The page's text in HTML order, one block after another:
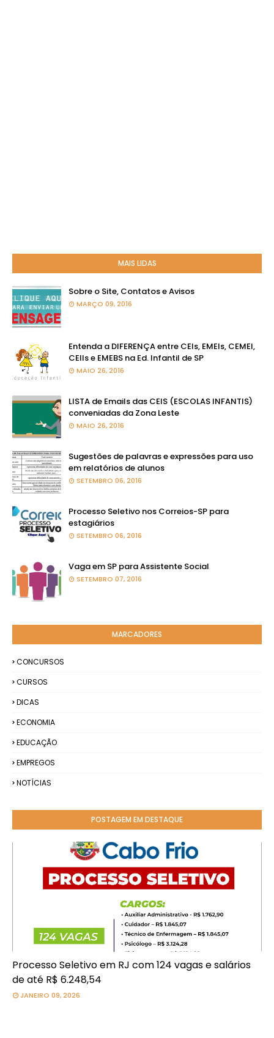
MAIS LIDAS
Sobre o Site, Contatos e Avisos
MARÇO 09, 2016
Entenda a DIFERENÇA entre CEIs, EMEIs, CEMEI,
CEIIs e EMEBS na Ed. Infantil de SP
MAIO 26, 2016
LISTA de Emails das CEIS (ESCOLAS INFANTIS)
conveniadas da Zona Leste
MAIO 26, 2016
Sugestões de palavras e expressões para uso
em relatórios de alunos
SETEMBRO 06, 2016
Processo Seletivo nos Correios-SP para
estagiários
SETEMBRO 06, 2016
Vaga em SP para Assistente Social
SETEMBRO 07, 2016
MARCADORES
CONCURSOS
CURSOS
DICAS
ECONOMIA
EDUCAÇÃO
EMPREGOS
NOTÍCIAS
POSTAGEM EM DESTAQUE
Processo Seletivo em RJ com 124 vagas e salários
de até R$ 6.248,54
JANEIRO 09, 2026